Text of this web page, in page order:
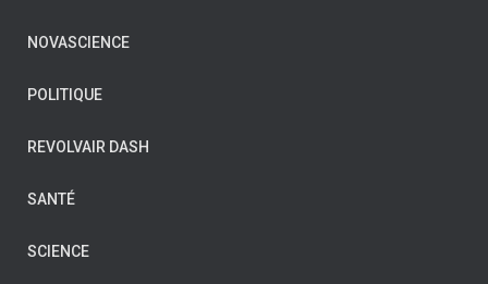
NOVASCIENCE
POLITIQUE
REVOLVAIR DASH
SANTÉ
SCIENCE